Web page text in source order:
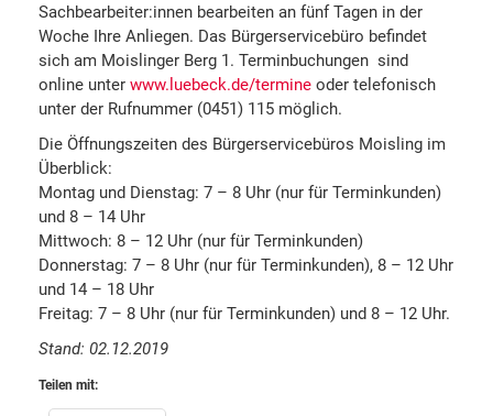
Sachbearbeiter:innen bearbeiten an fünf Tagen in der
Woche Ihre Anliegen. Das Bürgerservicebüro befindet
sich am Moislinger Berg 1. Terminbuchungen sind
online unter www.luebeck.de/termine oder telefonisch
unter der Rufnummer (0451) 115 möglich.
Die Öffnungszeiten des Bürgerservicebüros Moisling im
Überblick:
Montag und Dienstag: 7 – 8 Uhr (nur für Terminkunden)
und 8 – 14 Uhr
Mittwoch: 8 – 12 Uhr (nur für Terminkunden)
Donnerstag: 7 – 8 Uhr (nur für Terminkunden), 8 – 12 Uhr
und 14 – 18 Uhr
Freitag: 7 – 8 Uhr (nur für Terminkunden) und 8 – 12 Uhr.
Stand: 02.12.2019
Teilen mit: